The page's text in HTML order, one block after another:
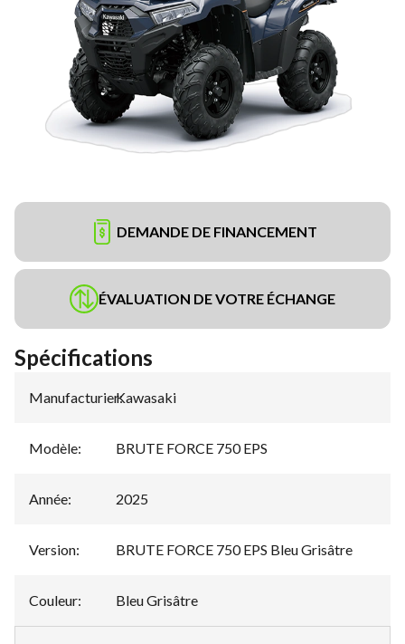
DEMANDE DE FINANCEMENT
ÉVALUATION DE VOTRE ÉCHANGE
Spécifications
Manufacturier:
Kawasaki
Modèle: BRUTE FORCE 750 EPS
Année: 2025
Version: BRUTE FORCE 750 EPS Bleu Grisâtre
Couleur: Bleu Grisâtre